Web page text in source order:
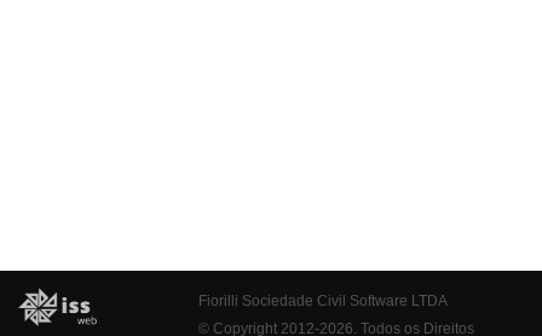
Fiorilli Sociedade Civil Software LTDA
© Copyright 2012-2026. Todos os Direitos